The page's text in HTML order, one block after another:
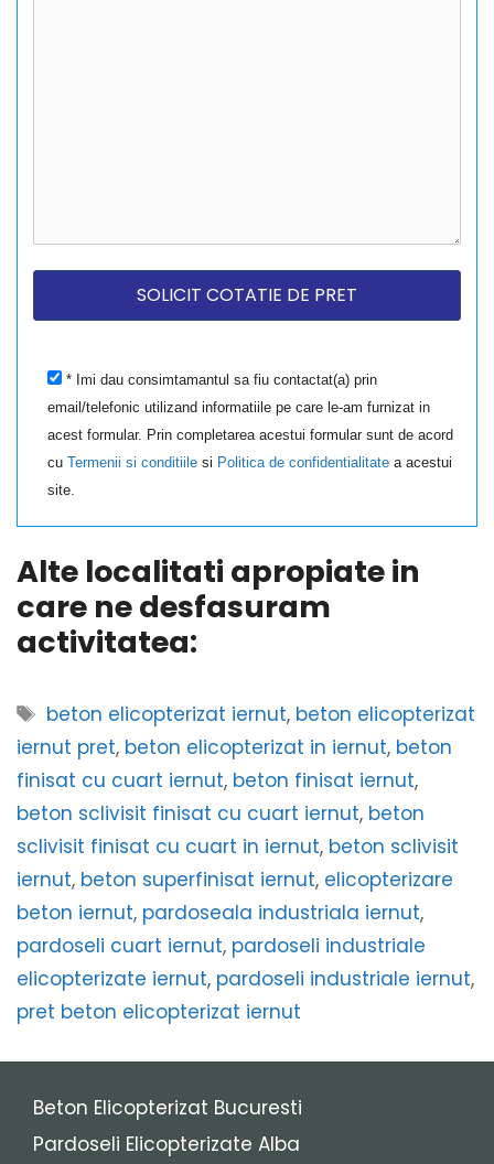
* Imi dau consimtamantul sa fiu contactat(a) prin
email/telefonic utilizand informatiile pe care le-am furnizat in
acest formular. Prin completarea acestui formular sunt de acord
cuTermenii si conditiile si Politica de confidentialitate a acestui
site.
Alte localitati apropiate in
care ne desfasuram
activitatea:
Etichete
beton elicopterizat iernut, beton elicopterizat
iernut pret, beton elicopterizat in iernut, beton
finisat cu cuart iernut, beton finisat iernut,
beton sclivisit finisat cu cuart iernut, beton
sclivisit finisat cu cuart in iernut, beton sclivisit
iernut, beton superfinisat iernut, elicopterizare
beton iernut, pardoseala industriala iernut,
pardoseli cuart iernut, pardoseli industriale
elicopterizate iernut, pardoseli industriale iernut,
pret beton elicopterizat iernut
Beton Elicopterizat Bucuresti
Pardoseli Elicopterizate Alba